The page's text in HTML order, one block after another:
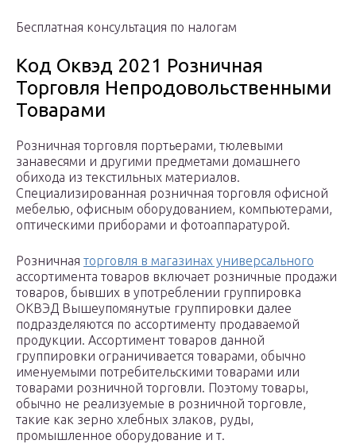
Бесплатная консультация по налогам
Код Оквэд 2021 Розничная
Торговля Непродовольственными
Товарами
Розничная торговля портьерами, тюлевыми
занавесями и другими предметами домашнего
обихода из текстильных материалов.
Специализированная розничная торговля офисной
мебелью, офисным оборудованием, компьютерами,
оптическими приборами и фотоаппаратурой.
Розничная торговля в магазинах универсального
ассортимента товаров включает розничные продажи
товаров, бывших в употреблении группировка
ОКВЭД Вышеупомянутые группировки далее
подразделяются по ассортименту продаваемой
продукции. Ассортимент товаров данной
группировки ограничивается товарами, обычно
именуемыми потребительскими товарами или
товарами розничной торговли. Поэтому товары,
обычно не реализуемые в розничной торговле,
такие как зерно хлебных злаков, руды,
промышленное оборудование и т.